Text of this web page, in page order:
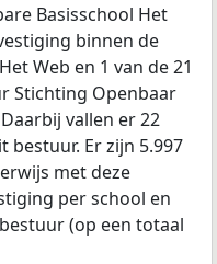
Basisschool Het
binnen de
Web en 1 van de 21
Stichting Openbaar
vallen er 22
bestuur. Er zijn 5.997
met deze
per school en
(op een totaal